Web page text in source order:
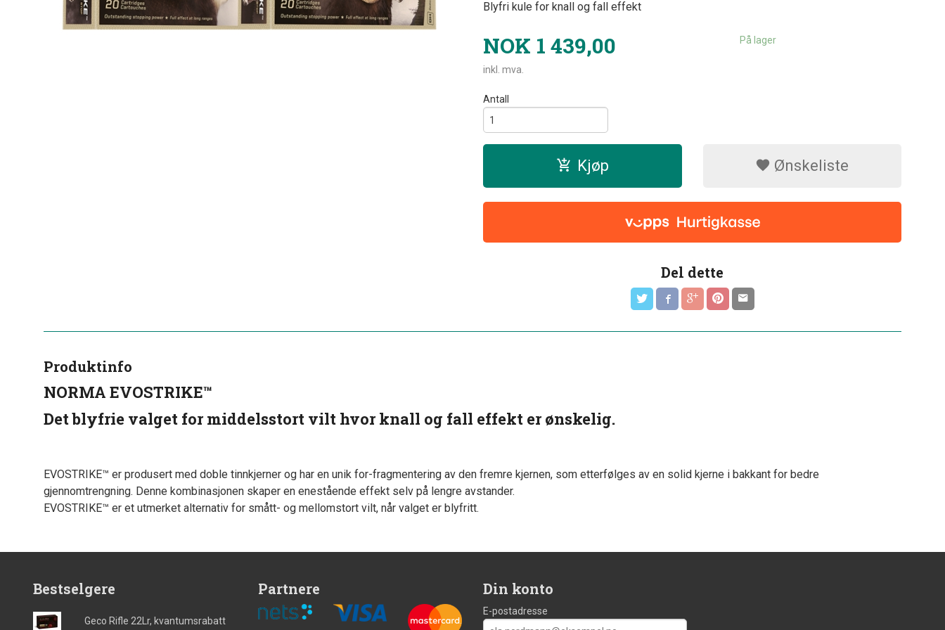
Blyfri kule for knall og fall effekt
NOK 1 439,00
inkl. mva.
På lager
Antall
Kjøp Ønskeliste
Del dette
Produktinfo
NORMA EVOSTRIKE™
Det blyfrie valget for middelsstort vilt hvor knall og fall effekt er ønskelig.
EVOSTRIKE™ er produsert med doble tinnkjerner og har en unik for-fragmentering av den fremre kjernen, som etterfølges av en solid kjerne i bakkant for bedre
gjennomtrengning. Denne kombinasjonen skaper en enestående effekt selv på lengre avstander.
EVOSTRIKE™ er et utmerket alternativ for smått- og mellomstort vilt, når valget er blyfritt.
Bestselgere
Geco Rifle 22Lr, kvantumsrabatt
Partnere Din konto
E-postadresse